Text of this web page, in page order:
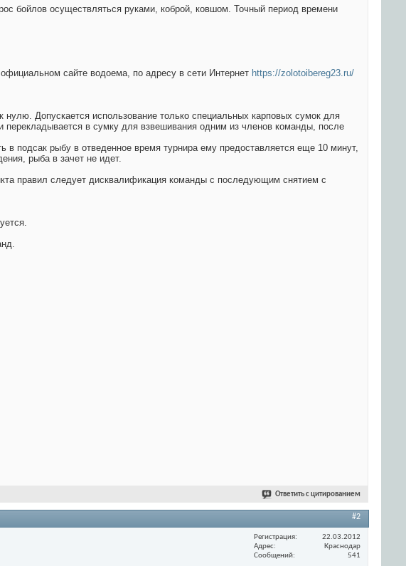
бойлов осуществляться руками, коброй, ковшом. Точный период времени
сайте водоема, по адресу в сети Интернет https://zolotoibereg23.ru/
Допускается использование только специальных карповых сумок для
перекладывается в сумку для взвешивания одним из членов команды, после
в подсак рыбу в отведенное время турнира ему предоставляется еще 10 минут,
рыба в зачет не идет.
правил следует дисквалификация команды с последующим снятием с
Ответить с цитированием
#2
Регистрация
22.03.2012
Адрес
Краснодар
Сообщений
541